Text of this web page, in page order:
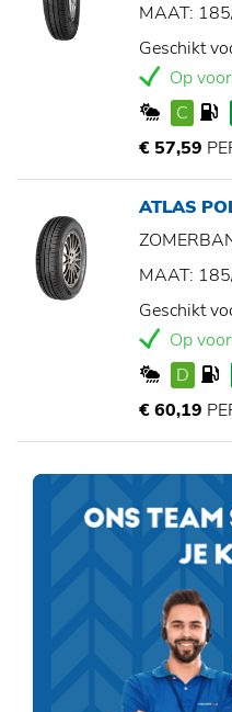
MAAT:
Geschikt
Op
C
€ 57,59
ATLAS
MAAT:
Geschikt
Op
D
€ 60,19